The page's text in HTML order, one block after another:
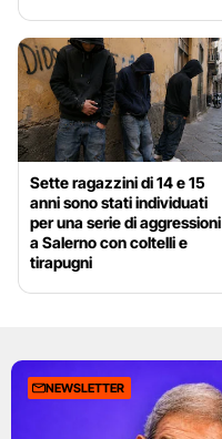
Sette ragazzini di 14 e 15
anni sono stati individuati
per una serie di aggressioni
a Salerno con coltelli e
tirapugni
NEWSLETTER